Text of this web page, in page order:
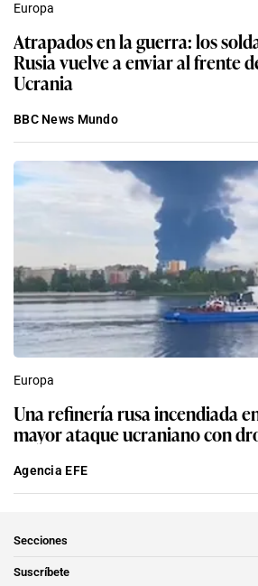
Europa
Atrapados en la guerra: los
Rusia vuelve a enviar al frente
Ucrania
BBC News Mundo
Europa
Una refinería rusa incendiada
mayor ataque ucraniano con
Agencia EFE
Secciones
Suscríbete